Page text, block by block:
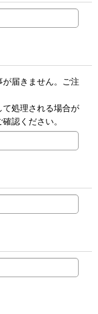
が届きません。ご注
て処理される場合が
認ください。